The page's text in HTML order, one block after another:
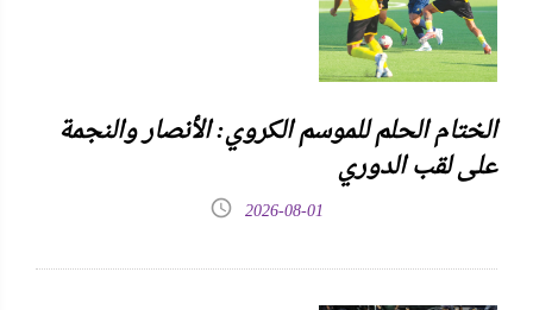
الختام الحلم للموسم الكروي: الأنصار والنجمة
على لقب الدوري
2026-08-01